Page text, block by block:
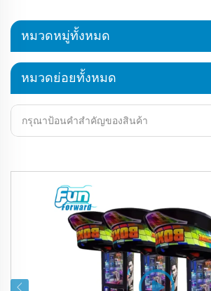
หมวดหมู่ทั้งหมด
หมวดย่อยทั้งหมด